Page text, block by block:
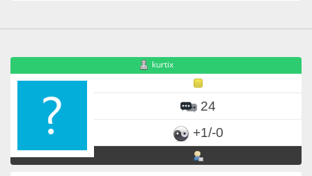
kurtix
24
+1/-0